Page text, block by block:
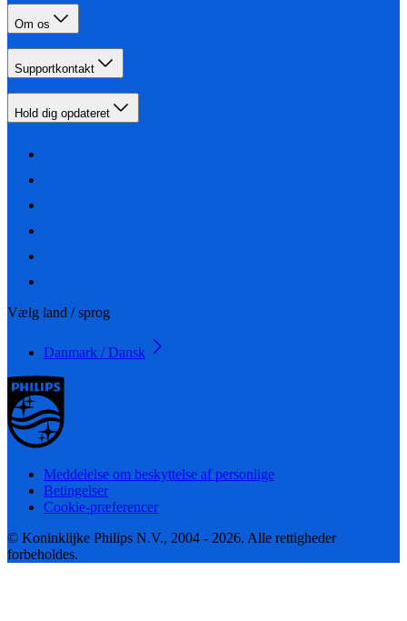
Om os
Supportkontakt
Hold dig opdateret
Vælg land / sprog
Danmark / Dansk
Meddelelse om beskyttelse af personlige
Betingelser
Cookie-præferencer
© Koninklijke Philips N.V., 2004 - 2026. Alle rettigheder
forbeholdes.